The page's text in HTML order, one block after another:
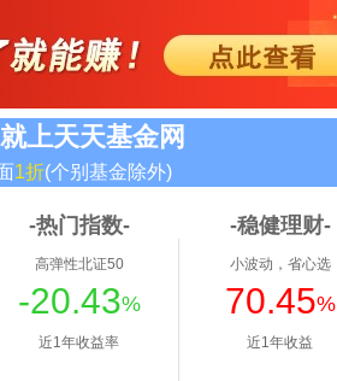
上天天基金网
1折(个别基金除外)
-热门指数-
高弹性北证50
-20.43%
近1年收益率
-稳健理财-
小波动，省心选
70.45%
近1年收益